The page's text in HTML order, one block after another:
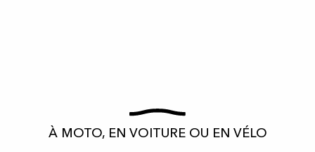
À MOTO, EN VOITURE OU EN VÉLO